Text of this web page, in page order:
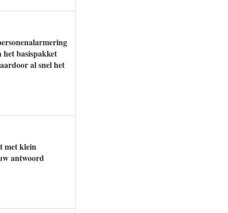
het basispakket
al snel het
met klein
antwoord